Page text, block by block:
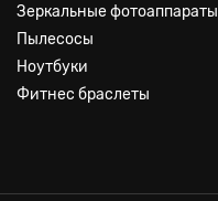
Зеркальные фотоаппараты
Пылесосы
Ноутбуки
Фитнес браслеты